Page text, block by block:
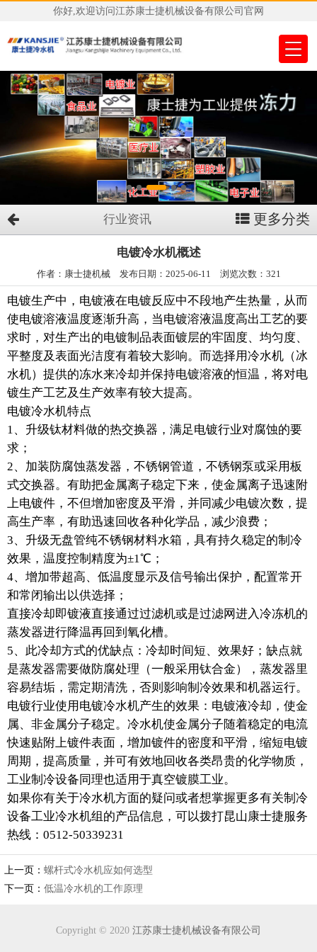
你好,欢迎访问江苏康士捷机械设备有限公司官网
行业资讯 更多分类
电镀冷水机概述
作者：康士捷机械 发布日期：2025-06-11 浏览次数：321
电镀生产中，电镀液在电镀反应中不段地产生热量，从而
使电镀溶液温度逐渐升高，当电镀溶液温度高出工艺的要
求时，对生产出的电镀制品表面镀层的牢固度、均匀度、
平整度及表面光洁度有着较大影响。而选择用冷水机（冰
水机）提供的冻水来冷却并保持电镀溶液的恒温，将对电
镀生产工艺及生产效率有较大提高。
电镀冷水机特点
1、升级钛材料做的热交换器，满足电镀行业对腐蚀的要
求；
2、加装防腐蚀蒸发器，不锈钢管道，不锈钢泵或采用板
式交换器。有助把金属离子稳定下来，使金属离子迅速附
上电镀件，不但增加密度及平滑，并同减少电镀次数，提
高生产率，有助迅速回收各种化学品，减少浪费；
3、升级无盘管纯不锈钢材料水箱，具有持久稳定的制冷
效果，温度控制精度为±1℃；
4、增加带超高、低温度显示及信号输出保护，配置常开
和常闭输出以供选择；
直接冷却即镀液直接通过过滤机或是过滤网进入冷冻机的
蒸发器进行降温再回到氧化槽。
5、此冷却方式的优缺点：冷却时间短、效果好；缺点就
是蒸发器需要做防腐处理（一般采用钛合金），蒸发器里
容易结垢，需定期清洗，否则影响制冷效果和机器运行。
电镀行业使用电镀冷水机产生的效果：电镀液冷却，使金
属、非金属分子稳定。冷水机使金属分子随着稳定的电流
快速贴附上镀件表面，增加镀件的密度和平滑，缩短电镀
周期，提高质量，并可有效地回收各类昂贵的化学物质，
工业制冷设备同理也适用于真空镀膜工业。
如果你有关于冷水机方面的疑问或者想掌握更多有关制冷
设备工业冷水机组的产品信息，可以拨打昆山康士捷服务
热线：0512-50339231
上一页：螺杆式冷水机应如何选型
下一页：低温冷水机的工作原理
Copyright © 2020 江苏康士捷机械设备有限公司